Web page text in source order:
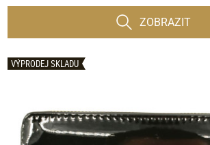
ZOBRAZIT
VÝPRODEJ SKLADU